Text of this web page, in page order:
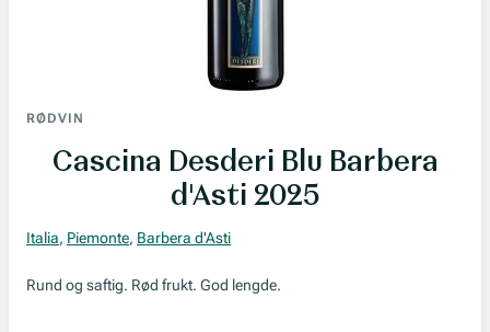
RØDVIN
Cascina Desderi Blu Barbera
d'Asti 2025
Italia, Piemonte, Barbera d'Asti
Rund og saftig. Rød frukt. God lengde.